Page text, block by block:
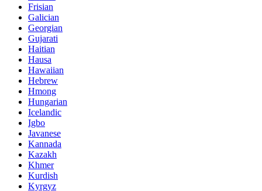
Frisian
Galician
Georgian
Gujarati
Haitian
Hausa
Hawaiian
Hebrew
Hmong
Hungarian
Icelandic
Igbo
Javanese
Kannada
Kazakh
Khmer
Kurdish
Kyrgyz